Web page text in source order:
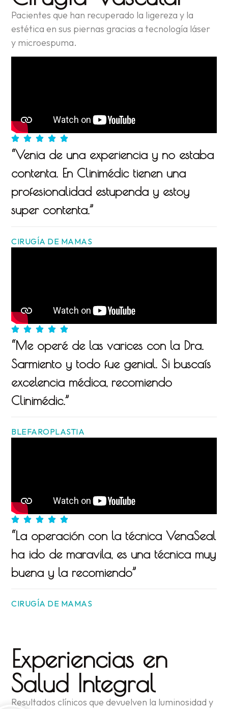
Pacientes que han recuperado la ligereza y la
estética en sus piernas gracias a tecnología láser
y microespuma.
“Venia de una experiencia y no estaba
contenta. En Clinimédic tienen una
profesionalidad estupenda y estoy
super contenta.”
CIRUGÍA DE MAMAS
“Me operé de las varices con la Dra.
Sarmiento y todo fue genial. Si buscaís
excelencia médica, recomiendo
Clinimédic.”
BLEFAROPLASTIA
“La operación con la técnica VenaSeal
ha ido de maravila, es una técnica muy
buena y la recomiendo”
CIRUGÍA DE MAMAS
Experiencias en
Salud Integral
Resultados clínicos que devuelven la luminosidad y